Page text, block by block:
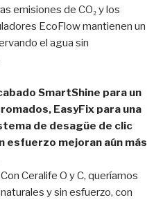
emisiones de CO₂ y los
EcoFlow mantienen un
el agua sin
SmartShine para un
EasyFix para una
de desagüe de clic
esfuerzo mejoran aún más
Ceralife O y C, queríamos
y sin esfuerzo, con